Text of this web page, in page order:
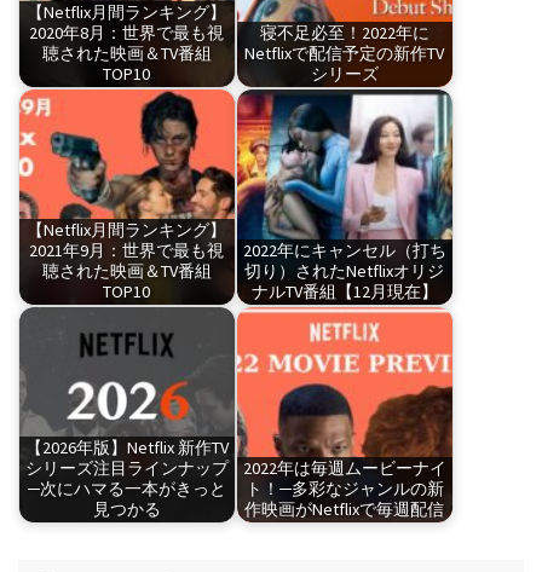
【Netflix月間ランキング】
2020年8月：世界で最も視
聴された映画＆TV番組
TOP10
寝不足必至！2022年に
Netflixで配信予定の新作TV
シリーズ
【Netflix月間ランキング】
2021年9月：世界で最も視
聴された映画＆TV番組
TOP10
2022年にキャンセル（打ち
切り）されたNetflixオリジ
ナルTV番組【12月現在】
【2026年版】Netflix 新作TV
シリーズ注目ラインナップ
─次にハマる一本がきっと
見つかる
2022年は毎週ムービーナイ
ト！─多彩なジャンルの新
作映画がNetflixで毎週配信